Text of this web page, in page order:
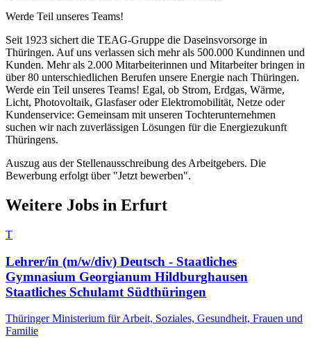
Werde Teil unseres Teams!
Seit 1923 sichert die TEAG-Gruppe die Daseinsvorsorge in
Thüringen. Auf uns verlassen sich mehr als 500.000 Kundinnen und
Kunden. Mehr als 2.000 Mitarbeiterinnen und Mitarbeiter bringen in
über 80 unterschiedlichen Berufen unsere Energie nach Thüringen.
Werde ein Teil unseres Teams! Egal, ob Strom, Erdgas, Wärme,
Licht, Photovoltaik, Glasfaser oder Elektromobilität, Netze oder
Kundenservice: Gemeinsam mit unseren Tochterunternehmen
suchen wir nach zuverlässigen Lösungen für die Energiezukunft
Thüringens.
Auszug aus der Stellenausschreibung des Arbeitgebers. Die
Bewerbung erfolgt über "Jetzt bewerben".
Weitere Jobs in Erfurt
T
Lehrer/in (m/w/div) Deutsch - Staatliches
Gymnasium Georgianum Hildburghausen
Staatliches Schulamt Südthüringen
Thüringer Ministerium für Arbeit, Soziales, Gesundheit, Frauen und
Familie